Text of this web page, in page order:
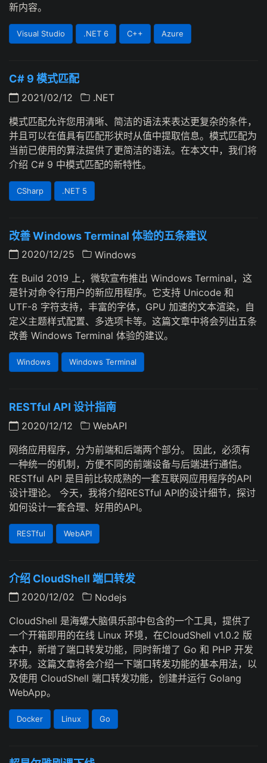
新内容。
Visual Studio .NET 6 C++ Azure
C# 9 模式匹配
2021/02/12
.NET
模式匹配允许您用清晰、简洁的语法来表达更复杂的条件，
并且可以在值具有匹配形状时从值中提取信息。模式匹配为
当前已使用的算法提供了更简洁的语法。在本文中，我们将
介绍 C# 9 中模式匹配的新特性。
CSharp .NET 5
改善 Windows Terminal 体验的五条建议
2020/12/25
Windows
在 Build 2019 上，微软宣布推出 Windows Terminal，这
是针对命令行用户的新应用程序。它支持 Unicode 和
UTF-8 字符支持，丰富的字体，GPU 加速的文本渲染，自
定义主题样式配置、多选项卡等。这篇文章中将会列出五条
改善 Windows Terminal 体验的建议。
Windows Windows Terminal
RESTful API 设计指南
2020/12/12
WebAPI
网络应用程序，分为前端和后端两个部分。 因此，必须有
一种统一的机制，方便不同的前端设备与后端进行通信。
RESTful API 是目前比较成熟的一套互联网应用程序的API
设计理论。 今天，我将介绍RESTful API的设计细节，探讨
如何设计一套合理、好用的API。
RESTful WebAPI
介绍 CloudShell 端口转发
2020/12/02
Nodejs
CloudShell 是海螺大脑俱乐部中包含的一个工具，提供了
一个开箱即用的在线 Linux 环境，在CloudShell v1.0.2 版
本中，新增了端口转发功能，同时新增了 Go 和 PHP 开发
环境。这篇文章将会介绍一下端口转发功能的基本用法，以
及使用 CloudShell 端口转发功能，创建并运行 Golang
WebApp。
Docker Linux Go